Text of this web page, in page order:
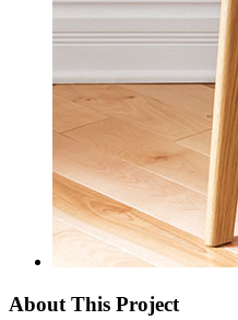
About This Project